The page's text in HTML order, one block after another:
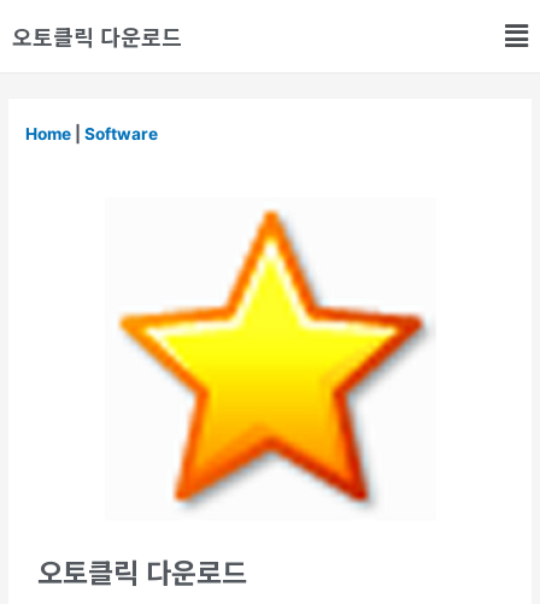
오토클릭 다운로드
Home |Software
오토클릭 다운로드